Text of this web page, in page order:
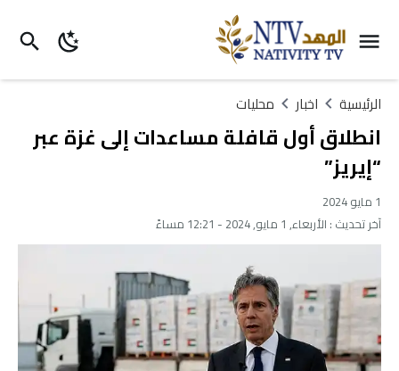
الرئيسية اخبار محليات
انطلاق أول قافلة مساعدات إلى غزة عبر
“إيريز”
1 مايو 2024
آخر تحديث : الأربعاء, 1 مايو, 2024 - 12:21 مساءً